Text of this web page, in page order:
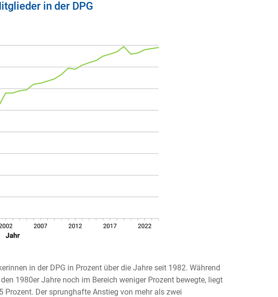
in der DPG
in der DPG in Prozent über die Jahre seit 1982. Während
1980er Jahre noch im Bereich weniger Prozent bewegte, liegt
Der sprunghafte Anstieg von mehr als zwei